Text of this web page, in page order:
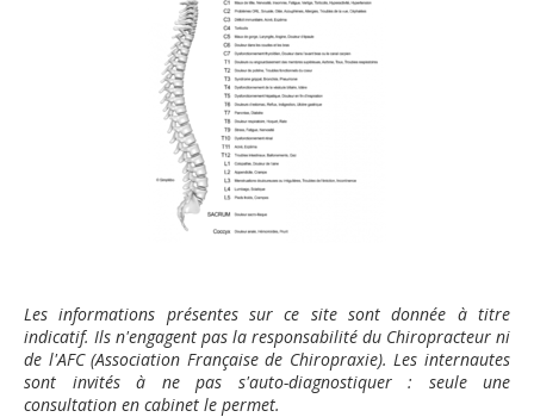
Les informations présentes sur ce site sont donnée à titre
indicatif. Ils n'engagent pas la responsabilité du Chiropracteur ni
de l'AFC (Association Française de Chiropraxie). Les internautes
sont invités à ne pas s'auto-diagnostiquer : seule une
consultation en cabinet le permet.